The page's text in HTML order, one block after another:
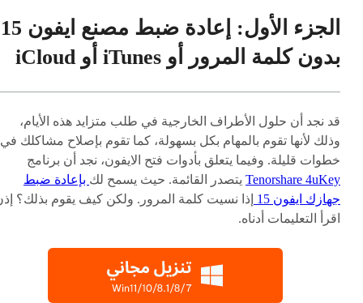
الجزء الأول: إعادة ضبط مصنع ايفون 15
بدون كلمة المرور أو iTunes أو iCloud
قد نجد أن حلول الأطراف الخارجية في طلب متزايد هذه الأيام،
وذلك لأنها تقوم بالمهام بكل بسهولة، كما تقوم بإصلاح مشاكلك في
خطوات قليلة. وفيما يتعلق بأدوات فتح الايفون، نجد أن برنامج
Tenorshare 4uKey يتصدر القائمة. حيث يسمح لك بإعادة ضبط
جهازك ايفون 15
إذا نسيت كلمة المرور. ولكن كيف يقوم بذلك؟
اقرأ التعليمات أدناه.